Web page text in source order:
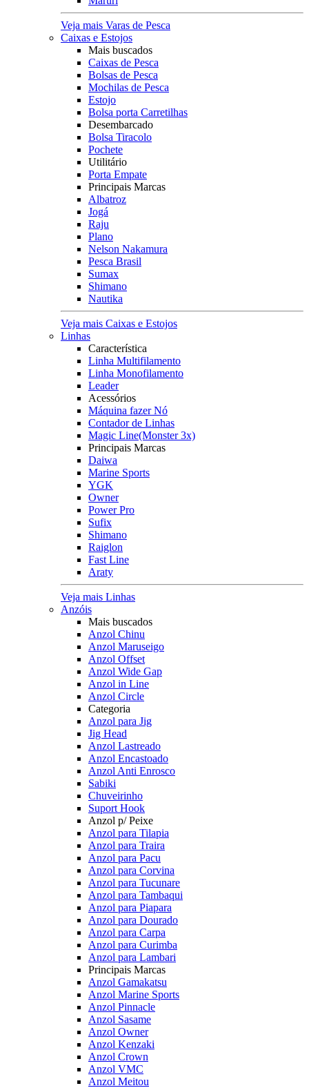
Veja mais Varas de Pesca
Caixas e Estojos
Mais buscados
Caixas de Pesca
Bolsas de Pesca
Mochilas de Pesca
Estojo
Bolsa porta Carretilhas
Desembarcado
Bolsa Tiracolo
Pochete
Utilitário
Porta Empate
Principais Marcas
Albatroz
Jogá
Raju
Plano
Nelson Nakamura
Pesca Brasil
Sumax
Shimano
Nautika
Veja mais Caixas e Estojos
Linhas
Característica
Linha Multifilamento
Linha Monofilamento
Leader
Acessórios
Máquina fazer Nó
Contador de Linhas
Magic Line(Monster 3x)
Principais Marcas
Daiwa
Marine Sports
YGK
Owner
Power Pro
Sufix
Shimano
Raiglon
Fast Line
Araty
Veja mais Linhas
Anzóis
Mais buscados
Anzol Chinu
Anzol Maruseigo
Anzol Offset
Anzol Wide Gap
Anzol in Line
Anzol Circle
Categoria
Anzol para Jig
Jig Head
Anzol Lastreado
Anzol Encastoado
Anzol Anti Enrosco
Sabiki
Chuveirinho
Suport Hook
Anzol p/ Peixe
Anzol para Tilapia
Anzol para Traira
Anzol para Pacu
Anzol para Corvina
Anzol para Tucunare
Anzol para Tambaqui
Anzol para Piapara
Anzol para Dourado
Anzol para Carpa
Anzol para Curimba
Anzol para Lambari
Principais Marcas
Anzol Gamakatsu
Anzol Marine Sports
Anzol Pinnacle
Anzol Sasame
Anzol Owner
Anzol Kenzaki
Anzol Crown
Anzol VMC
Anzol Meitou